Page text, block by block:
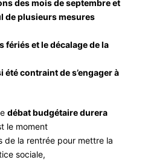
CONTACT
#ACTIONS
#ÉLECTIONS
#MÉDIAS
des mois de septembre et
de plusieurs mesures
fériés et le décalage de la
contraint de s’engager à
débat budgétaire durera
le moment
de la rentrée pour mettre la
sociale,